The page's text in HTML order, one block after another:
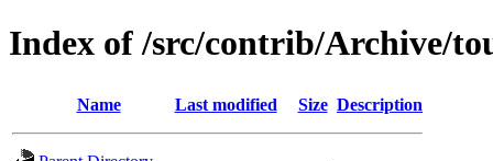
Index of /src/contrib/Archive/
Name Last modified Size Description